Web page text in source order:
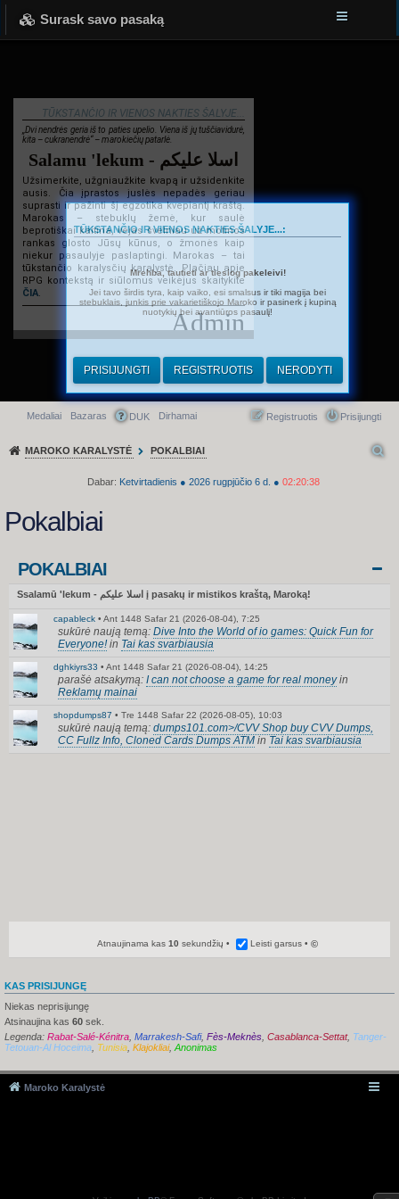
Surask savo pasaką
TŪKSTANČIO IR VIENOS NAKTIES ŠALYJE...
„Dvi nendrės geria iš to paties upelio. Viena iš jų tuščiavidurė,
kita – cukranendrė“ – marokiečių patarlė.
Salamu 'lekum - اسلا عليكم
Užsimerkite, užgniaužkite kvapą ir užsidenkite
ausis. Čia įprastos juslės nepadės geriau
suprasti ir pažinti šį egzotika kvepiantį kraštą.
Marokas – stebuklų žemė, kur saulė
beprotiškai kaitina, vėjas švelniau už motinos
rankas glosto Jūsų kūnus, o žmonės kaip
niekur pasaulyje paslaptingi. Marokas – tai
tūkstančio karalysčių karalystė. Plačiau apie
RPG kontekstą ir siūlomus veikėjus skaitykite
ČIA.
Admin
Greitasis meniu
Medaliai Bazaras DUK Dirhamai Prisijungti
Registruotis
MAROKO KARALYSTĖ POKALBIAI
Dabar: Ketvirtadienis ● 2026 rugpjūčio 6 d. ● 02:20:38
TŪKSTANČIO IR VIENOS NAKTIES ŠALYJE...:
Mrehba, tautieti ar tiesiog pakeleivi!
Jei tavo širdis tyra, kaip vaiko, esi smalsus ir tiki magija bei
stebuklais, junkis prie vakarietiškojo Maroko ir pasinerk į kupiną
nuotykių bei avantiūros pasaulį!
PRISIJUNGTI REGISTRUOTIS NERODYTI
Pokalbiai
POKALBIAI
Ssalamū 'lekum - اسلا عليكم į pasakų ir mistikos kraštą, Maroką!
capableck • Ant 1448 Safar 21 (2026-08-04), 7:25
sukūrė naują temą: Dive Into the World of io games: Quick Fun for
Everyone!in Tai kas svarbiausia
dghkiyrs33 • Ant 1448 Safar 21 (2026-08-04), 14:25
parašė atsakymą: I can not choose a game for real moneyin
Reklamų mainai
shopdumps87 • Tre 1448 Safar 22 (2026-08-05), 10:03
sukūrė naują temą: dumps101.com>/CVV Shop buy CVV Dumps,
CC Fullz Info, Cloned Cards Dumps ATM in Tai kas svarbiausia
Atnaujinama kas 10 sekundžių Leisti garsus ©
KAS PRISIJUNGĘ
Niekas neprisijungę
Atsinaujina kas 60 sek.
Legenda: Rabat-Salé-Kénitra Marrakesh-Safi, Fès-Meknès Casablanca-Settat, Tanger-
Tetouan-Al Hoceima Tunisia Klajokliai, Anonimas
Maroko Karalystė